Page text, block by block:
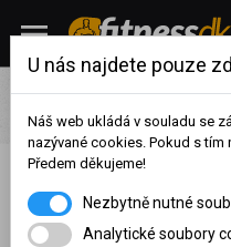
Pro ženy Fitness
Nutrition Amix šejkr Color 400 ml
Amix Nutrition Amix
sledované
U nás najdete pouze
Náš web ukládá v souladu se
nazývané cookies. Pokud s
Předem děkujeme!
Nezbytně nutné
Analytické soubory